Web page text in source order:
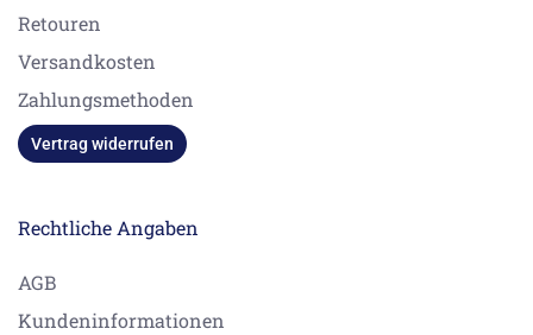
Retouren
Versandkosten
Zahlungsmethoden
Vertrag widerrufen
Rechtliche Angaben
AGB
Kundeninformationen